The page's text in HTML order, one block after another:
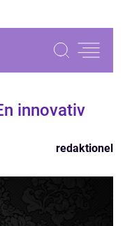
innovativ
redaktionel